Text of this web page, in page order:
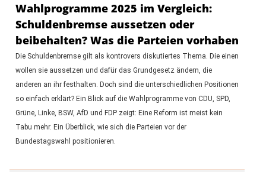
Wahlprogramme 2025 im Vergleich:
Schuldenbremse aussetzen oder
beibehalten? Was die Parteien vorhaben
Die Schuldenbremse gilt als kontrovers diskutiertes Thema. Die einen
wollen sie aussetzen und dafür das Grundgesetz ändern, die
anderen an ihr festhalten. Doch sind die unterschiedlichen Positionen
so einfach erklärt? Ein Blick auf die Wahlprogramme von CDU, SPD,
Grüne, Linke, BSW, AfD und FDP zeigt: Eine Reform ist meist kein
Tabu mehr. Ein Überblick, wie sich die Parteien vor der
Bundestagswahl positionieren.